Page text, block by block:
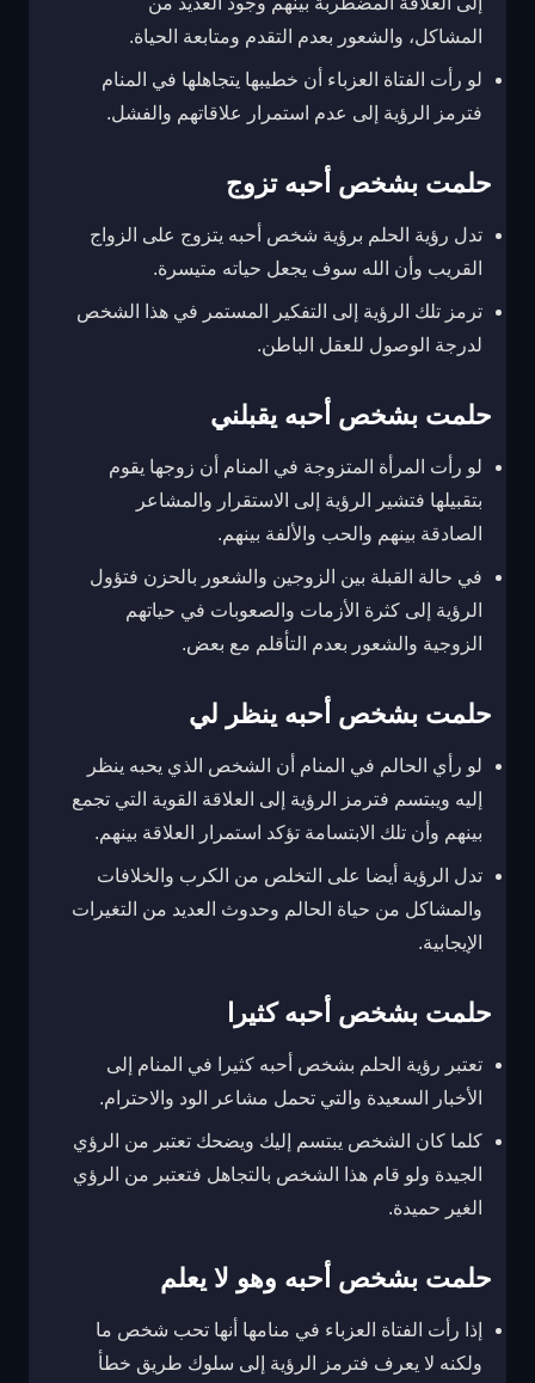
المشاكل، والشعور بعدم التقدم ومتابعة الحياة.
لو رأت الفتاة العزباء أن خطيبها يتجاهلها في المنام
فترمز الرؤية إلى عدم استمرار علاقاتهم والفشل.
حلمت بشخص أحبه تزوج
تدل رؤية الحلم برؤية شخص أحبه يتزوج على الزواج
القريب وأن الله سوف يجعل حياته متيسرة.
ترمز تلك الرؤية إلى التفكير المستمر في هذا الشخص
لدرجة الوصول للعقل الباطن.
حلمت بشخص أحبه يقبلني
لو رأت المرأة المتزوجة في المنام أن زوجها يقوم
بتقبيلها فتشير الرؤية إلى الاستقرار والمشاعر
الصادقة بينهم والحب والألفة بينهم.
في حالة القبلة بين الزوجين والشعور بالحزن فتؤول
الرؤية إلى كثرة الأزمات والصعوبات في حياتهم
الزوجية والشعور بعدم التأقلم مع بعض.
حلمت بشخص أحبه ينظر لي
لو رأي الحالم في المنام أن الشخص الذي يحبه ينظر
إليه ويبتسم فترمز الرؤية إلى العلاقة القوية التي تجمع
بينهم وأن تلك الابتسامة تؤكد استمرار العلاقة بينهم.
تدل الرؤية أيضا على التخلص من الكرب والخلافات
والمشاكل من حياة الحالم وحدوث العديد من التغيرات
الإيجابية.
حلمت بشخص أحبه كثيرا
تعتبر رؤية الحلم بشخص أحبه كثيرا في المنام إلى
الأخبار السعيدة والتي تحمل مشاعر الود والاحترام.
كلما كان الشخص يبتسم إليك ويضحك تعتبر من الرؤي
الجيدة ولو قام هذا الشخص بالتجاهل فتعتبر من الرؤي
الغير حميدة.
حلمت بشخص أحبه وهو لا يعلم
إذا رأت الفتاة العزباء في منامها أنها تحب شخص ما
ولكنه لا يعرف فترمز الرؤية إلى سلوك طريق خطأ